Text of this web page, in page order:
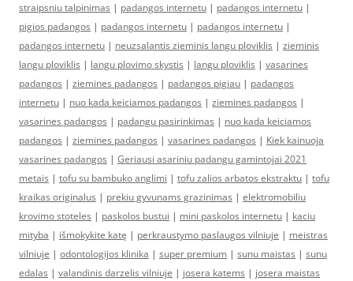
straipsniu talpinimas | padangos internetu | padangos internetu |
pigios padangos | padangos internetu | padangos internetu |
padangos internetu | neuzsalantis zieminis langu ploviklis | zieminis
langu ploviklis | langu plovimo skystis | langu ploviklis | vasarines
padangos | ziemines padangos | padangos pigiau | padangos
internetu | nuo kada keiciamos padangos | ziemines padangos |
vasarines padangos | padangu pasirinkimas | nuo kada keiciamos
padangos | ziemines padangos | vasarines padangos | Kiek kainuoja
vasarines padangos | Geriausi asariniu padangu gamintojai 2021
metais | tofu su bambuko anglimi | tofu zalios arbatos ekstraktu | tofu
kraikas originalus | prekiu gyvunams grazinimas | elektromobiliu
krovimo stoteles | paskolos bustui | mini paskolos internetu | kaciu
mityba | išmokykite katę | perkraustymo paslaugos vilniuje | meistras
vilniuje | odontologijos klinika | super premium | sunu maistas | sunu
edalas | valandinis darzelis vilniuje | josera katems | josera maistas